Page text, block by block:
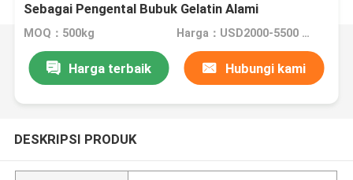
Sebagai Pengental Bubuk Gelatin Alami
MOQ：500kg Harga：USD2000-5500 Per Ton
Harga terbaik Hubungi kami
DESKRIPSI PRODUK